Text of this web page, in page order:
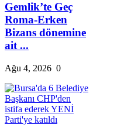
Gemlik’te Geç
Roma-Erken
Bizans dönemine
ait ...
Ağu 4, 2026 0